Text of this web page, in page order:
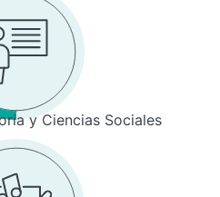
y Ciencias Sociales